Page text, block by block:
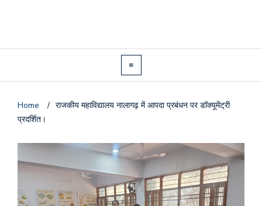
Home / राजकीय महाविद्यालय नालागढ़ में आपदा प्रबंधन पर डॉक्यूमेंट्री
प्रदर्शित।